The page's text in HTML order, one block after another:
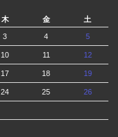
木 金 土
3 4 5
10 11 12
17 18 19
24 25 26